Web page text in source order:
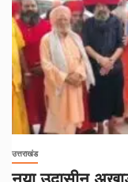
उत्तराखंड